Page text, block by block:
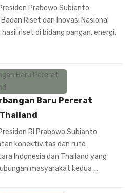
Prabowo Subianto
Riset dan Inovasi Nasional
riset di bidang pangan, energi,
Baru Pererat
RI Prabowo Subianto
konektivitas dan rute
Indonesia dan Thailand yang
masyarakat kedua …